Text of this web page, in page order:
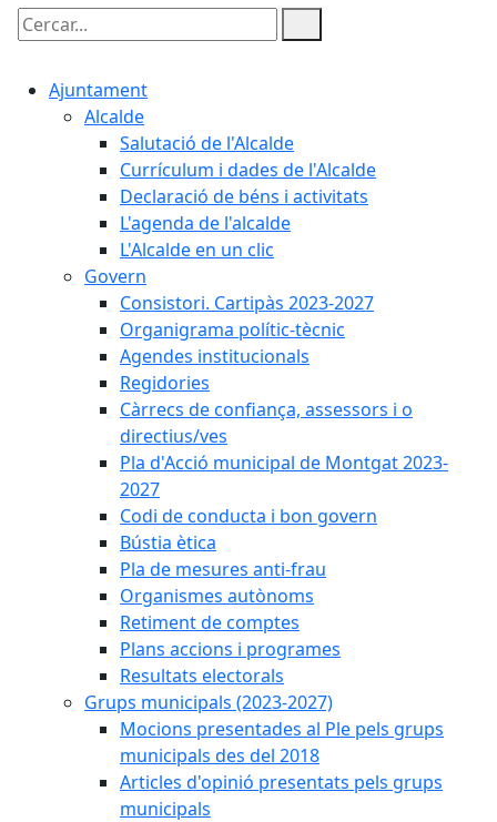
Cercar:
Ajuntament
Alcalde
Salutació de l'Alcalde
Currículum i dades de l'Alcalde
Declaració de béns i activitats
L'agenda de l'alcalde
L'Alcalde en un clic
Govern
Consistori. Cartipàs 2023-2027
Organigrama polític-tècnic
Agendes institucionals
Regidories
Càrrecs de confiança, assessors i o
directius/ves
Pla d'Acció municipal de Montgat 2023-
2027
Codi de conducta i bon govern
Bústia ètica
Pla de mesures anti-frau
Organismes autònoms
Retiment de comptes
Plans accions i programes
Resultats electorals
Grups municipals (2023-2027)
Mocions presentades al Ple pels grups
municipals des del 2018
Articles d'opinió presentats pels grups
municipals